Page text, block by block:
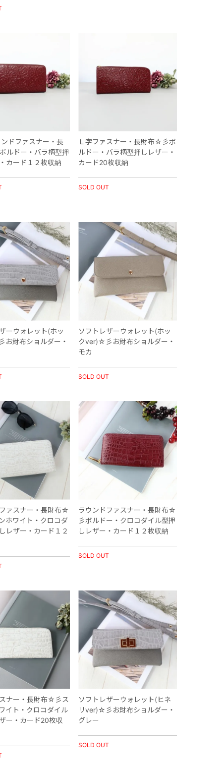
ドファスナー・長
ルドー・バラ柄型押
カード１２枚収納
Ｌ字ファスナー・長財布☆彡ボ
ルドー・バラ柄型押しレザー・
カード20枚収納
SOLD OUT
ーウォレット(ホッ
財布ショルダー・
ソフトレザーウォレット(ホッ
クver)☆彡お財布ショルダー・
モカ
SOLD OUT
ァスナー・長財布☆
ホワイト・クロコダ
レザー・カード１２
ラウンドファスナー・長財布☆
彡ボルドー・クロコダイル型押
しレザー・カード１２枚収納
SOLD OUT
ナー・長財布☆彡ス
イト・クロコダイル
ー・カード20枚収
ソフトレザーウォレット(ヒネ
リver)☆彡お財布ショルダー・
グレー
SOLD OUT